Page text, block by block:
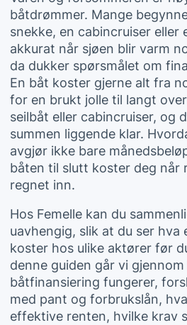
båtdrømmer. Mange
snekke, en cabincruiser
akkurat når sjøen blir varm
da dukker spørsmålet om
En båt koster gjerne alt fra
for en brukt jolle til langt
seilbåt eller cabincruiser, og
summen liggende klar.
avgjør ikke bare
båten til slutt koster deg når
regnet inn.
Hos Femelle kan du
uavhengig, slik at du ser
koster hos ulike aktører før
denne guiden går vi
båtfinansiering fungerer,
med pant og forbrukslån,
effektive renten, hvilke krav